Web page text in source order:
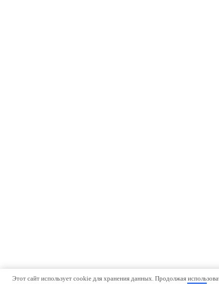
Этот сайт использует cookie для хранения данных. Продолжая